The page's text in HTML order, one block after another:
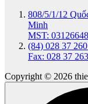
808/5/1/12
Minh
MST:
(84) 028 37
Fax: 028 37
Copyright © 2026